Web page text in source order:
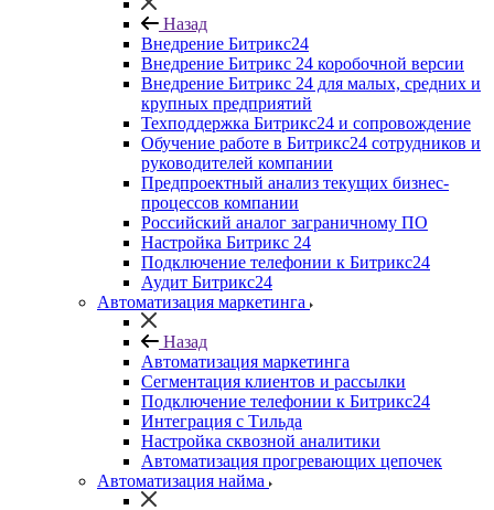
Назад
Внедрение Битрикс24
Внедрение Битрикс 24 коробочной версии
Внедрение Битрикс 24 для малых, средних и
крупных предприятий
Техподдержка Битрикс24 и сопровождение
Обучение работе в Битрикс24 сотрудников и
руководителей компании
Предпроектный анализ текущих бизнес-
процессов компании
Российский аналог заграничному ПО
Настройка Битрикс 24
Подключение телефонии к Битрикс24
Аудит Битрикс24
Автоматизация маркетинга
Назад
Автоматизация маркетинга
Сегментация клиентов и рассылки
Подключение телефонии к Битрикс24
Интеграция с Тильда
Настройка сквозной аналитики
Автоматизация прогревающих цепочек
Автоматизация найма